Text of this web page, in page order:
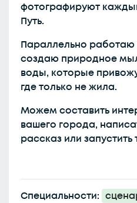
фотографируют
Путь.
Параллельно работаю
создаю природное
воды, которые
где только не жила.
Можем составить
вашего города,
рассказ или
Специальности: